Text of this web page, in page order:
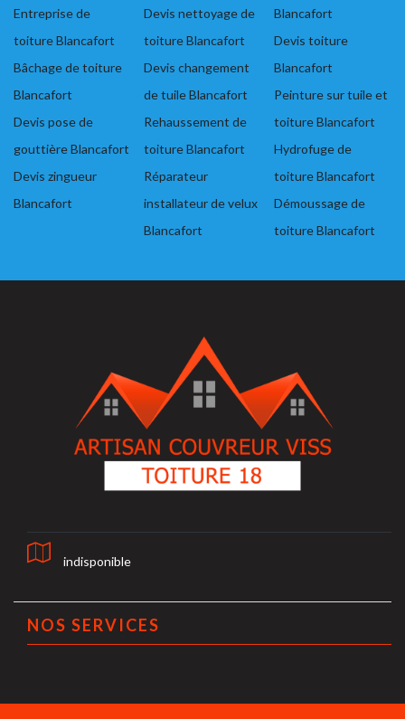
Entreprise de
toiture Blancafort
Bâchage de toiture
Blancafort
Devis pose de
gouttière Blancafort
Devis zingueur
Blancafort
Devis nettoyage de
toiture Blancafort
Devis changement
de tuile Blancafort
Rehaussement de
toiture Blancafort
Réparateur
installateur de velux
Blancafort
Blancafort
Devis toiture
Blancafort
Peinture sur tuile et
toiture Blancafort
Hydrofuge de
toiture Blancafort
Démoussage de
toiture Blancafort
indisponible
NOS SERVICES